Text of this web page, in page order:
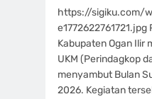
https://sigiku.com/
Kabupaten Ogan Ilir
UKM (Perindagkop
menyambut Bulan
2026. Kegiatan